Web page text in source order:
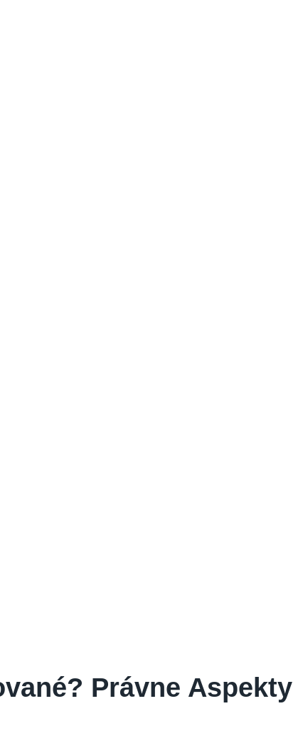
Právne Aspekty